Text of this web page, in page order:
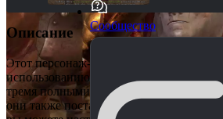
Сообщество
Описание
Этот персонаж-тролль поставляется с
использованию материалов - тремя
тремя полными наборами доспехов и 7
они также поставляются с файлами